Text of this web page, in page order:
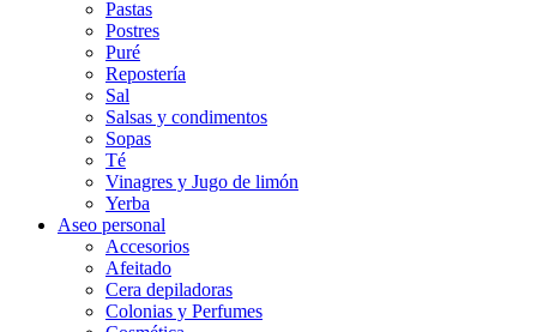
Pastas
Postres
Puré
Repostería
Sal
Salsas y condimentos
Sopas
Té
Vinagres y Jugo de limón
Yerba
Aseo personal
Accesorios
Afeitado
Cera depiladoras
Colonias y Perfumes